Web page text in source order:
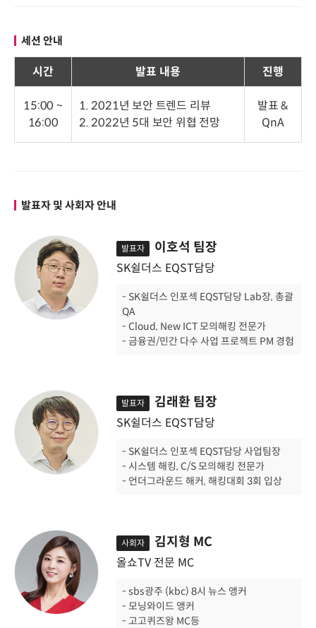
세션 안내
시간 발표 내용 진행
15:00 ~
16:00
1. 2021년 보안 트렌드 리뷰
2. 2022년 5대 보안 위협 전망
발표 &
QnA
발표자 및 사회자 안내
발표자 이호석 팀장
SK쉴더스 EQST담당
- SK쉴더스 인포섹 EQST담당 Lab장, 총괄
QA
- Cloud, New ICT 모의해킹 전문가
- 금융권/민간 다수 사업 프로젝트 PM 경험
발표자 김래환 팀장
SK쉴더스 EQST담당
- SK쉴더스 인포섹 EQST담당 사업팀장
- 시스템 해킹, C/S 모의해킹 전문가
- 언더그라운드 해커, 해킹대회 3회 입상
사회자 김지형 MC
올쇼TV 전문 MC
- sbs광주 (kbc) 8시 뉴스 앵커
- 모닝와이드 앵커
- 고고퀴즈왕 MC등